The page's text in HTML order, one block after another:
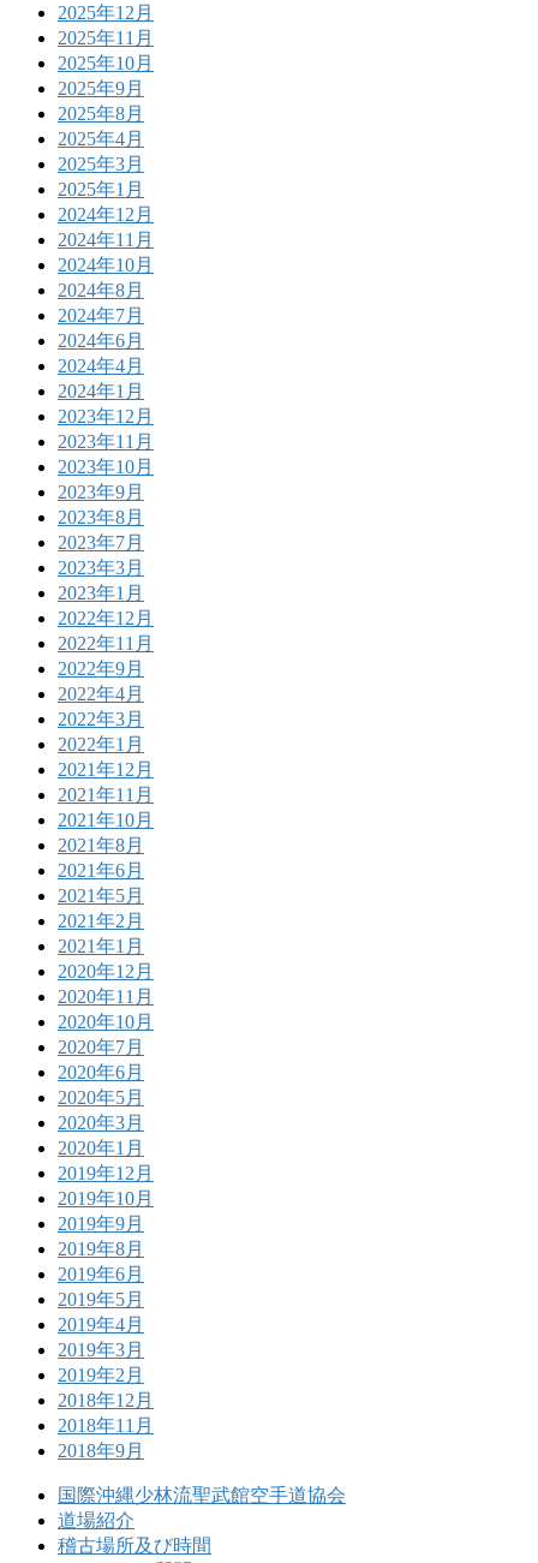
2025年12月
2025年11月
2025年10月
2025年9月
2025年8月
2025年4月
2025年3月
2025年1月
2024年12月
2024年11月
2024年10月
2024年8月
2024年7月
2024年6月
2024年4月
2024年1月
2023年12月
2023年11月
2023年10月
2023年9月
2023年8月
2023年7月
2023年3月
2023年1月
2022年12月
2022年11月
2022年9月
2022年4月
2022年3月
2022年1月
2021年12月
2021年11月
2021年10月
2021年8月
2021年6月
2021年5月
2021年2月
2021年1月
2020年12月
2020年11月
2020年10月
2020年7月
2020年6月
2020年5月
2020年3月
2020年1月
2019年12月
2019年10月
2019年9月
2019年8月
2019年6月
2019年5月
2019年4月
2019年3月
2019年2月
2018年12月
2018年11月
2018年9月
国際沖縄少林流聖武館空手道協会
道場紹介
稽古場所及び時間